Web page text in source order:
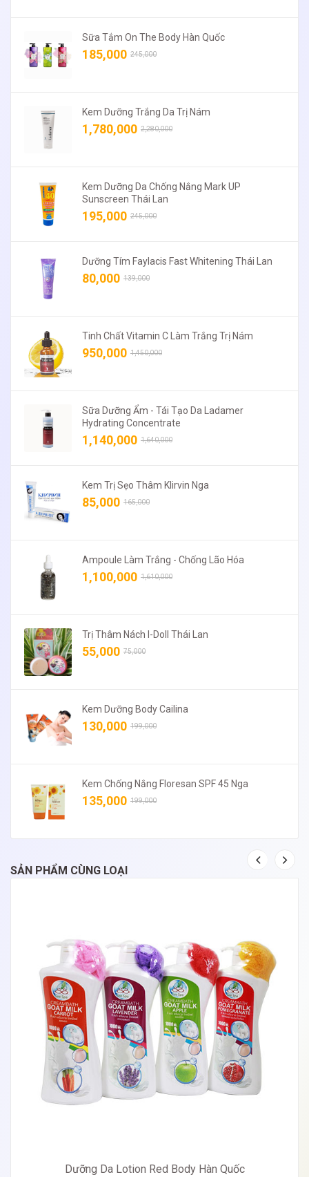
Sữa Tắm On The Body Hàn Quốc
185,000 245,000
Kem Dưỡng Trắng Da Trị Nám
1,780,000 2,280,000
Kem Dưỡng Da Chống Nắng Mark UP
Sunscreen Thái Lan
195,000 245,000
Dưỡng Tím Faylacis Fast Whitening Thái Lan
80,000 139,000
Tinh Chất Vitamin C Làm Trắng Trị Nám
950,000 1,450,000
Sữa Dưỡng Ẩm - Tái Tạo Da Ladamer
Hydrating Concentrate
1,140,000 1,640,000
Kem Trị Sẹo Thâm Klirvin Nga
85,000 165,000
Ampoule Làm Trắng - Chống Lão Hóa
1,100,000 1,610,000
Trị Thâm Nách I-Doll Thái Lan
55,000 75,000
Kem Dưỡng Body Cailina
130,000 199,000
Kem Chống Nắng Floresan SPF 45 Nga
135,000 199,000
SẢN PHẨM CÙNG LOẠI
Dưỡng Da Lotion Red Body Hàn Quốc